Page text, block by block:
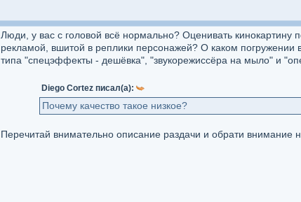
Люди, у вас с головой всё нормально? Оценивать
рекламой, вшитой в реплики персонажей? О каком
типа "спецэффекты - дешёвка", "звукорежиссёра на мыло" и
Diego Cortez писал(а):
Почему качество такое низкое?
Перечитай внимательно описание раздачи и обрати внимание